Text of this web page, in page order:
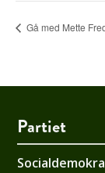
Gå med Mette
Partiet